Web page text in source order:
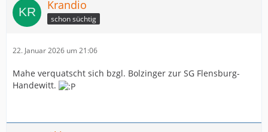
Krandio
schon süchtig
22. Januar 2026 um 21:06
Mahe verquatscht sich bzgl. Bolzinger zur SG Flensburg-
Handewitt.